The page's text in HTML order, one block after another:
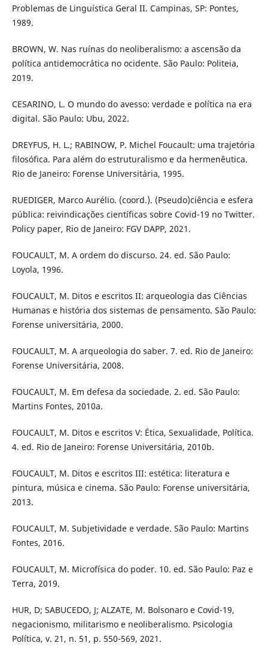
Problemas de Linguística Geral II. Campinas, SP: Pontes,
1989.
BROWN, W. Nas ruínas do neoliberalismo: a ascensão da
política antidemocrática no ocidente. São Paulo: Politeia,
2019.
CESARINO, L. O mundo do avesso: verdade e política na era
digital. São Paulo: Ubu, 2022.
DREYFUS, H. L.; RABINOW, P. Michel Foucault: uma trajetória
filosófica. Para além do estruturalismo e da hermenêutica.
Rio de Janeiro: Forense Universitária, 1995.
RUEDIGER, Marco Aurélio. (coord.). (Pseudo)ciência e esfera
pública: reivindicações científicas sobre Covid-19 no Twitter.
Policy paper, Rio de Janeiro: FGV DAPP, 2021.
FOUCAULT, M. A ordem do discurso. 24. ed. São Paulo:
Loyola, 1996.
FOUCAULT, M. Ditos e escritos II: arqueologia das Ciências
Humanas e história dos sistemas de pensamento. São Paulo:
Forense universitária, 2000.
FOUCAULT, M. A arqueologia do saber. 7. ed. Rio de Janeiro:
Forense Universitária, 2008.
FOUCAULT, M. Em defesa da sociedade. 2. ed. São Paulo:
Martins Fontes, 2010a.
FOUCAULT, M. Ditos e escritos V: Ética, Sexualidade, Política.
4. ed. Rio de Janeiro: Forense Universitária, 2010b.
FOUCAULT, M. Ditos e escritos III: estética: literatura e
pintura, música e cinema. São Paulo: Forense universitária,
2013.
FOUCAULT, M. Subjetividade e verdade. São Paulo: Martins
Fontes, 2016.
FOUCAULT, M. Microfísica do poder. 10. ed. São Paulo: Paz e
Terra, 2019.
HUR, D; SABUCEDO, J; ALZATE, M. Bolsonaro e Covid-19,
negacionismo, militarismo e neoliberalismo. Psicologia
Política, v. 21, n. 51, p. 550-569, 2021.